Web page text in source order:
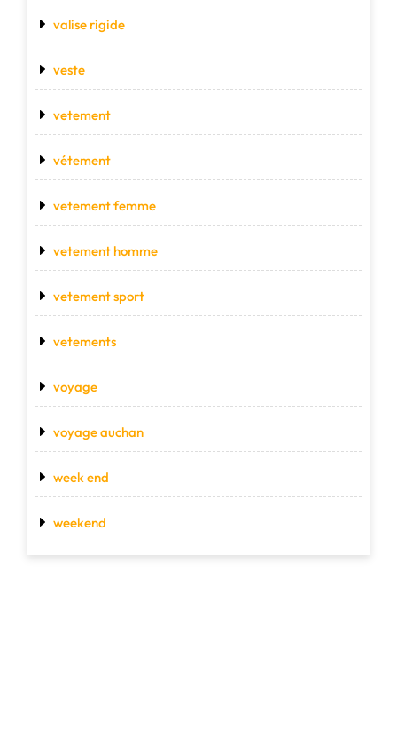
valise rigide
veste
vetement
vétement
vetement femme
vetement homme
vetement sport
vetements
voyage
voyage auchan
week end
weekend